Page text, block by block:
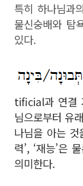
특히 하나님과
물신숭배와 탐
있다.
tificial과 연결
님으로부터 유
나님을 아는 것
력’, ‘재능’은
의미한다.